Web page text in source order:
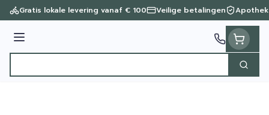
Ga naar de inhoud
Gratis lokale levering vanaf € 100 Veilige betalingen
Menu
Zoek